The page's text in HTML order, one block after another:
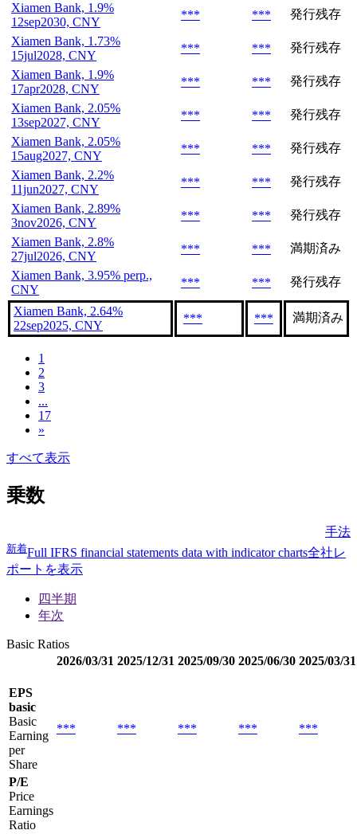
Xiamen Bank, 1.9%
12sep2030, CNY
*** ***
発行残存
Xiamen Bank, 1.73%
15jul2028, CNY
*** ***
発行残存
Xiamen Bank, 1.9%
17apr2028, CNY
*** ***
発行残存
Xiamen Bank, 2.05%
13sep2027, CNY
*** ***
発行残存
Xiamen Bank, 2.05%
15aug2027, CNY
*** ***
発行残存
Xiamen Bank, 2.2%
11jun2027, CNY
*** ***
発行残存
Xiamen Bank, 2.89%
3nov2026, CNY
*** ***
発行残存
Xiamen Bank, 2.8%
27jul2026, CNY
*** ***
満期済み
Xiamen Bank, 3.95% perp.,
CNY
*** *** 発行残存
Xiamen Bank, 2.64%
22sep2025, CNY
*** *** 満期済み
1
2
3
...
17
»
すべて表示
乗数
手法
新着Full IFRS financial statements data with indicator charts全社レ
ポートを表示
四半期
年次
Basic Ratios
2026/03/31 2025/12/31 2025/09/30 2025/06/30 2025/03/31
EPS
basic
Basic
Earning
per
Share
*** *** *** *** ***
P/E
Price
Earnings
Ratio